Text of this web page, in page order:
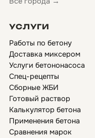
УСЛУГИ
Работы по бетону
Доставка миксером
Услуги бетононасоса
Спец-рецепты
Сборные ЖБИ
Готовый раствор
Калькулятор бетона
Применения бетона
Сравнения марок